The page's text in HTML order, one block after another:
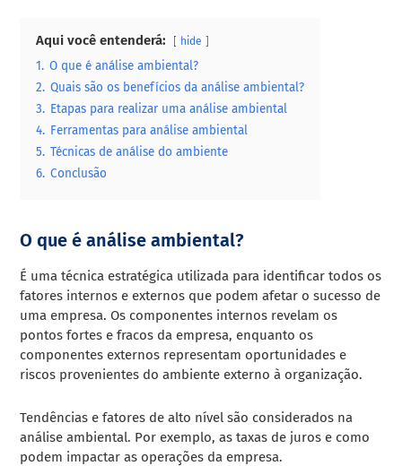
Aqui você entenderá: hide
1. O que é análise ambiental?
2. Quais são os benefícios da análise ambiental?
3. Etapas para realizar uma análise ambiental
4. Ferramentas para análise ambiental
5. Técnicas de análise do ambiente
6. Conclusão
O que é análise ambiental?
É uma técnica estratégica utilizada para identificar todos os
fatores internos e externos que podem afetar o sucesso de
uma empresa. Os componentes internos revelam os
pontos fortes e fracos da empresa, enquanto os
componentes externos representam oportunidades e
riscos provenientes do ambiente externo à organização.
Tendências e fatores de alto nível são considerados na
análise ambiental. Por exemplo, as taxas de juros e como
podem impactar as operações da empresa.